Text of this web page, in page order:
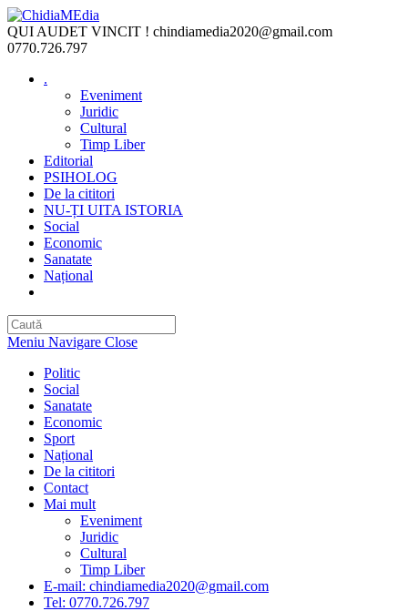
Skip
to
content
QUI AUDET VINCIT ! chindiamedia2020@gmail.com
0770.726.797
.
Eveniment
Juridic
Cultural
Timp Liber
Editorial
PSIHOLOG
De la cititori
NU-ȚI UITA ISTORIA
Social
Economic
Sanatate
Național
Meniu Navigare Close
Politic
Social
Sanatate
Economic
Sport
Național
De la cititori
Contact
Mai mult
Eveniment
Juridic
Cultural
Timp Liber
E-mail: chindiamedia2020@gmail.com
Tel: 0770.726.797